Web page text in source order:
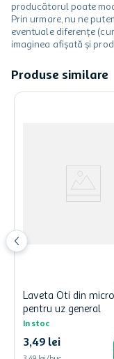
producătorul poate
Prin urmare, nu ne
eventuale diferențe
imaginea afișată și
Produse similare
Laveta Oti din
pentru uz general
In stoc
3,49 lei